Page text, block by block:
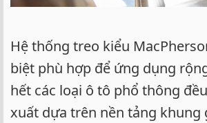
Hệ thống treo kiểu
biệt phù hợp để ứng dụng
hết các loại ô tô phổ thông
xuất dựa trên nền tảng khung